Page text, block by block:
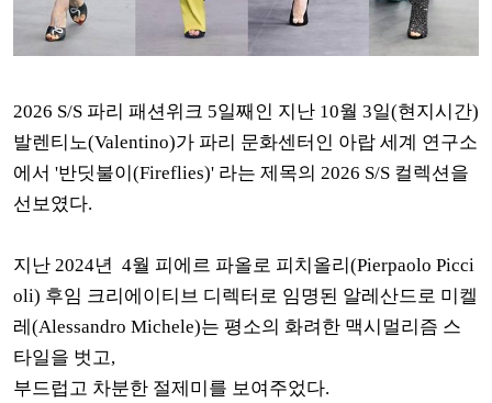
2026 S/S 파리 패션위크 5일째인 지난 10월 3일(현지시간)
발렌티노(Valentino)가 파리 문화센터인 아랍 세계 연구소
에서 '반딧불이(Fireflies)' 라는 제목의 2026 S/S 컬렉션을
선보였다.
지난 2024년 4월 피에르 파올로 피치올리(Pierpaolo Picci
oli) 후임 크리에이티브 디렉터로 임명된 알레산드로 미켈
레(Alessandro Michele)는 평소의 화려한 맥시멀리즘 스
타일을 벗고,
부드럽고 차분한 절제미를 보여주었다.